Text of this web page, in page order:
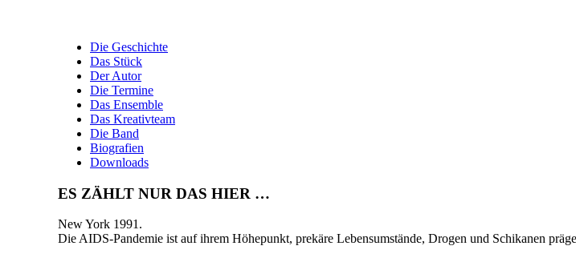
Die Geschichte
Das Stück
Der Autor
Die Termine
Das Ensemble
Das Kreativteam
Die Band
Biografien
Downloads
ES ZÄHLT NUR DAS HIER …
New York 1991.
Die AIDS-Pandemie ist auf ihrem Höhepunkt, prekäre Lebensumstände, Drogen und Schikanen